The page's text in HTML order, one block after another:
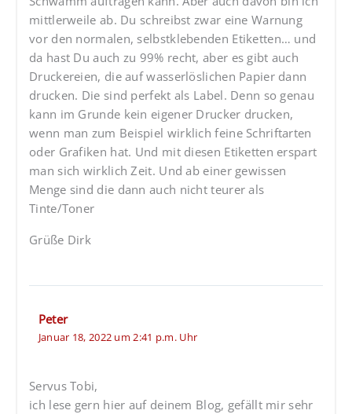
mittlerweile ab. Du schreibst zwar eine Warnung
vor den normalen, selbstklebenden Etiketten… und
da hast Du auch zu 99% recht, aber es gibt auch
Druckereien, die auf wasserlöslichen Papier dann
drucken. Die sind perfekt als Label. Denn so genau
kann im Grunde kein eigener Drucker drucken,
wenn man zum Beispiel wirklich feine Schriftarten
oder Grafiken hat. Und mit diesen Etiketten erspart
man sich wirklich Zeit. Und ab einer gewissen
Menge sind die dann auch nicht teurer als
Tinte/Toner
Grüße Dirk
Peter
Januar 18, 2022 um 2:41 p.m. Uhr
Servus Tobi,
ich lese gern hier auf deinem Blog, gefällt mir sehr